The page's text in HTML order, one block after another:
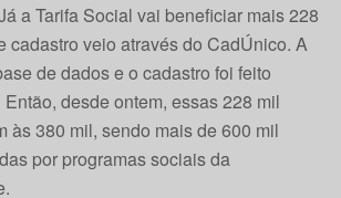
a Tarifa Social vai beneficiar mais 228
cadastro veio através do CadÚnico. A
de dados e o cadastro foi feito
desde ontem, essas 228 mil
às 380 mil, sendo mais de 600 mil
por programas sociais da